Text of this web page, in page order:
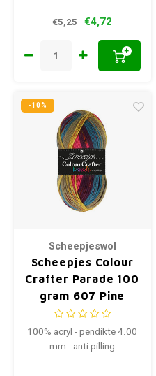
€5,25 €4,72
+
-10%
Scheepjeswol
Scheepjes Colour
Crafter Parade 100
gram 607 Pine
Forest
100% acryl - pendikte 4.00
mm - anti pilling